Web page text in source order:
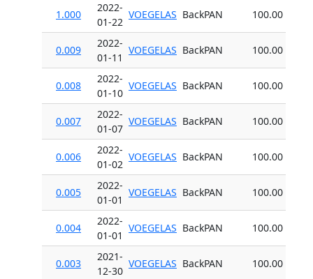
1.000
2022-
01-22
VOEGELAS BackPAN 100.00
0.009
2022-
01-11
VOEGELAS BackPAN 100.00
0.008
2022-
01-10
VOEGELAS BackPAN 100.00
0.007
2022-
01-07
VOEGELAS BackPAN 100.00
0.006
2022-
01-02
VOEGELAS BackPAN 100.00
0.005
2022-
01-01
VOEGELAS BackPAN 100.00
0.004
2022-
01-01
VOEGELAS BackPAN 100.00
0.003
2021-
12-30
VOEGELAS BackPAN 100.00